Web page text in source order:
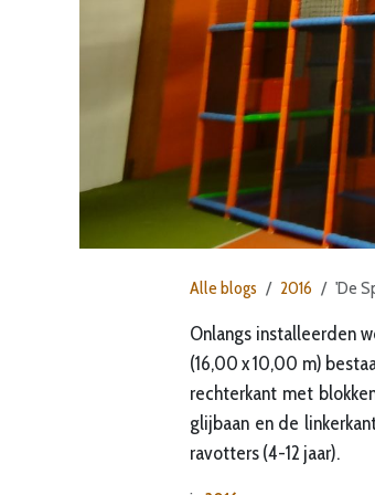
Alle blogs 2016 'De
Onlangs installeerden
(16,00 x 10,00 m)
rechterkant met
glijbaan en de
ravotters (4-12 jaar).